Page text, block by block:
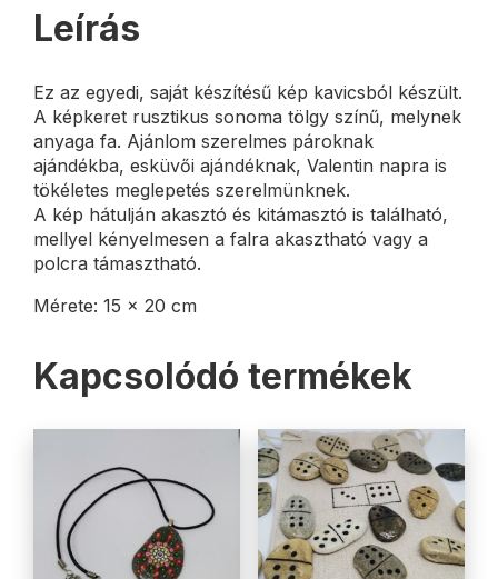
Leírás
Ez az egyedi, saját készítésű kép kavicsból készült.
A képkeret rusztikus sonoma tölgy színű, melynek
anyaga fa. Ajánlom szerelmes pároknak
ajándékba, esküvői ajándéknak, Valentin napra is
tökéletes meglepetés szerelmünknek.
A kép hátulján akasztó és kitámasztó is található,
mellyel kényelmesen a falra akasztható vagy a
polcra támasztható.
Mérete: 15 x 20 cm
Kapcsolódó termékek